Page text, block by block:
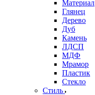
Материал
Глянец
Дерево
Дуб
Камень
ЛДСП
МДФ
Мрамор
Пластик
Стекло
Стиль